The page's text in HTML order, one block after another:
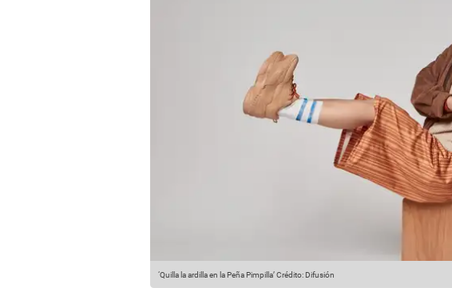
‘Quilla la ardilla en la Peña Pimpilla’Crédito: Difusión